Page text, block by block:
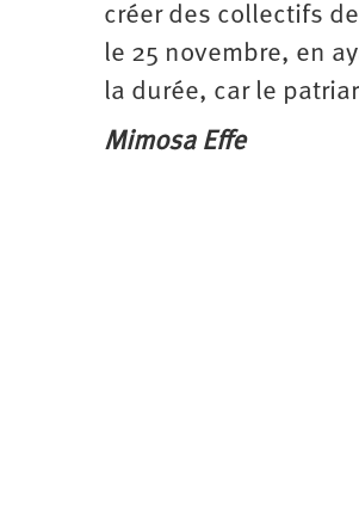
créer des collectifs
le 25 novembre, en
la durée, car le
Mimosa Effe